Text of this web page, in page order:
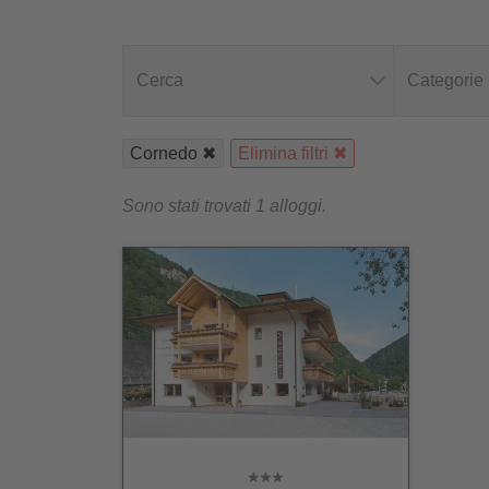
Cerca Categorie
Cornedo Elimina filtri
Sono stati trovati 1 alloggi.